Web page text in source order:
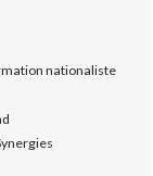
nationaliste